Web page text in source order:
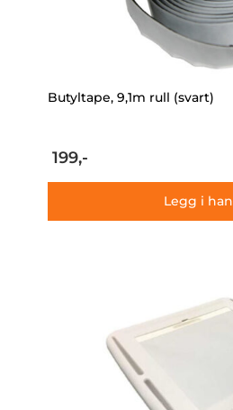
Butyltape, 9,1m rull (svart)
199,-
Legg i